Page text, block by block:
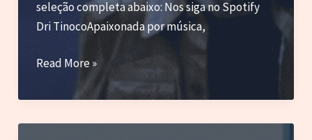
seleção completa abaixo: Nos siga no Spotify
Dri TinocoApaixonada por música,
Beck,
beabadoobee,
SUNMI,
Carly
Read More »